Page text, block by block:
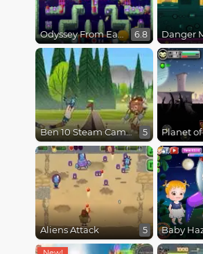
Odyssey From Earth To Space 6.8
Ben 10 Steam Camp 5 Planet of
Aliens Attack 5